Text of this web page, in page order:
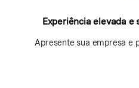
Experiência elevada
Apresente sua empresa e